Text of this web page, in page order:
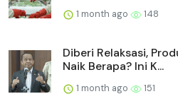
1 month ago 148
Diberi Relaksasi,
Naik Berapa? Ini K...
1 month ago 151